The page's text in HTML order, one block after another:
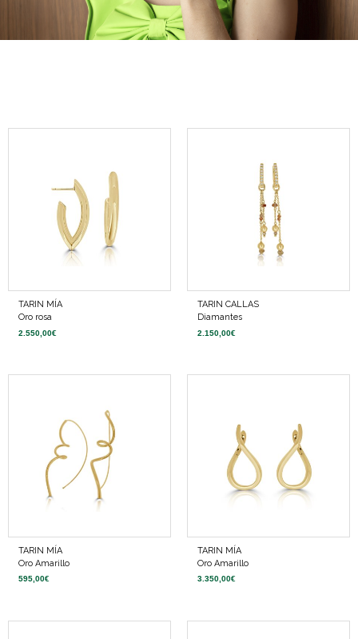
TARIN MÍA
Oro rosa
2.550,00€
TARIN CALLAS
Diamantes
2.150,00€
TARIN MÍA
Oro Amarillo
595,00€
TARIN MÍA
Oro Amarillo
3.350,00€